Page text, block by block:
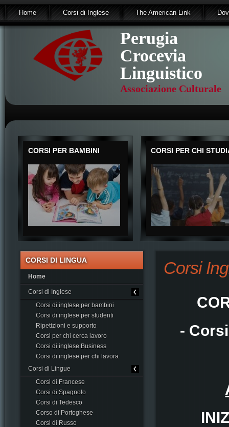
Home Corsi di Inglese The American Link
Perugia
Crocevia
Linguistico
Associazione Culturale
CORSI PER BAMBINI CORSI PER CHI
Corsi
-
CORSI DI LINGUA
Home
Corsi di Inglese
Corsi di inglese per bambini
Corsi di inglese per studenti
Ripetizioni e supporto
Corsi per chi cerca lavoro
Corsi di inglese Business
Corsi di inglese per chi lavora
Corsi di Lingue
Corsi di Francese
Corsi di Spagnolo
Corsi di Tedesco
Corso di Portoghese
Corsi di Russo